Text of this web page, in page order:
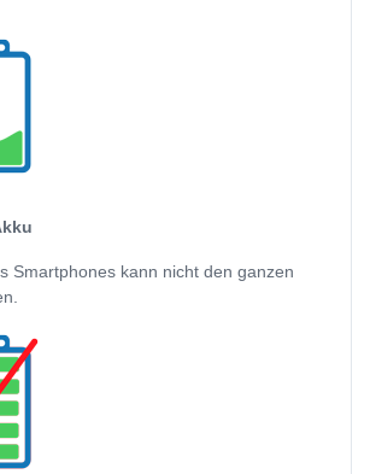
Smartphones kann nicht den ganzen